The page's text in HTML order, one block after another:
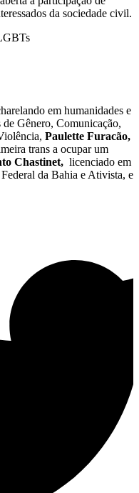
da sociedade civil.
em humanidades e
Gênero, Comunicação,
Paulette Furacão,
trans a ocupar um
Chastinet, licenciado em
da Bahia e Ativista, e